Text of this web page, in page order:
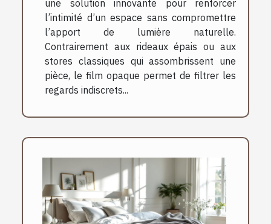
une solution innovante pour renforcer
l’intimité d’un espace sans compromettre
l’apport de lumière naturelle.
Contrairement aux rideaux épais ou aux
stores classiques qui assombrissent une
pièce, le film opaque permet de filtrer les
regards indiscrets...